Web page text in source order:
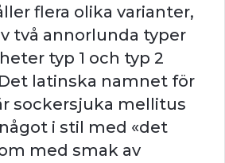
flera olika varianter,
två annorlunda typer
typ 1 och typ 2
latinska namnet för
sockersjuka mellitus
i stil med «det
med smak av